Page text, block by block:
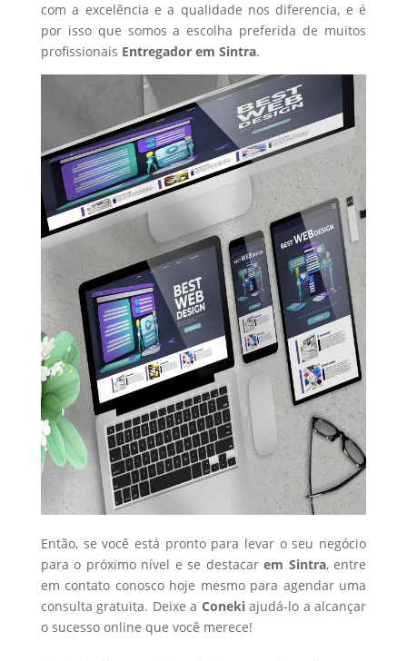
com a excelência e a qualidade nos diferencia, e é
por isso que somos a escolha preferida de muitos
profissionais Entregadorem Sintra.
Então, se você está pronto para levar o seu negócio
para o próximo nível e se destacarem Sintra, entre
em contato conosco hoje mesmo para agendar uma
consulta gratuita. Deixe a Conekiajudá-lo a alcançar
o sucesso online que você merece!